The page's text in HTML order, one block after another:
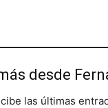
desde
las últimas